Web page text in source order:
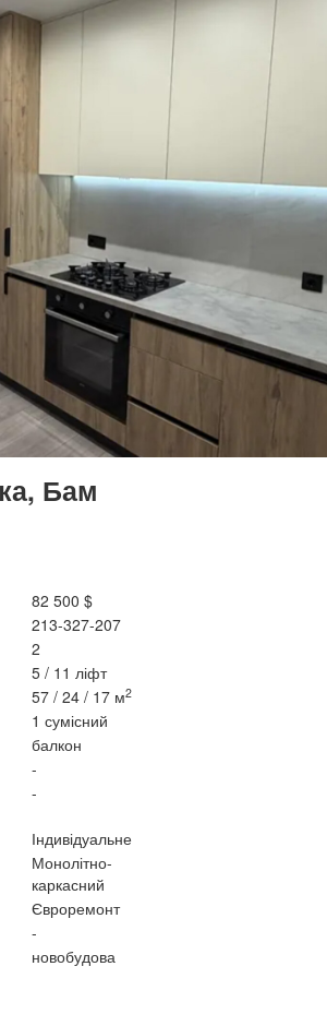
Бам
82 500 $
213-327-207
2
5 / 11 ліфт
57 / 24 / 17 м2
1 сумісний
балкон
-
-
Індивідуальне
Монолітно-
каркасний
Євроремонт
-
новобудова